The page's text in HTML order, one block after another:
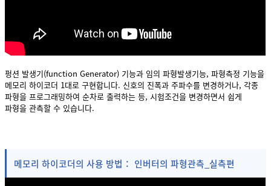
펑션 발생기(function Generator) 기능과 임의 파형발생기능, 파형측정 기능을
메모리 하이코더 1대로 구현합니다. 신호의 진폭과 주파수를 변경하거나, 각종
파형을 프로그래밍하여 순차로 출력하는 등, 시험조건을 변경하면서 쉽게
파형을 관측할 수 있습니다.
메모리 하이코더의 사용 방법： 인버터의 파형관측_실측편